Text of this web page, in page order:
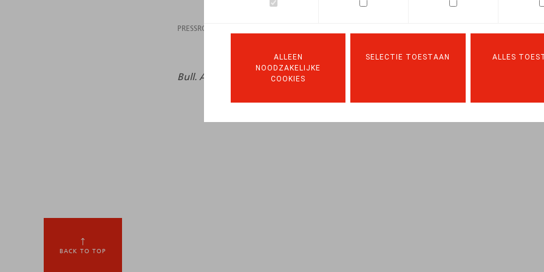
ALLEEN
NOODZAKELIJKE
COOKIES
SELECTIE TOESTAAN ALLES
PRESSROOM
Bull. Ass. , 2023, n° 4, pp. 390 - 401
Facebook
TwitterLinkedin
BACK TO TOP